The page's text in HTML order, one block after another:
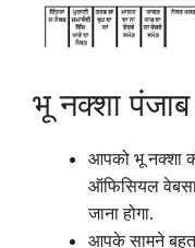
भू नक्शा
आपको भू नक्शा
ऑफिसियल
जाना होगा.
आपके सामने बहुत